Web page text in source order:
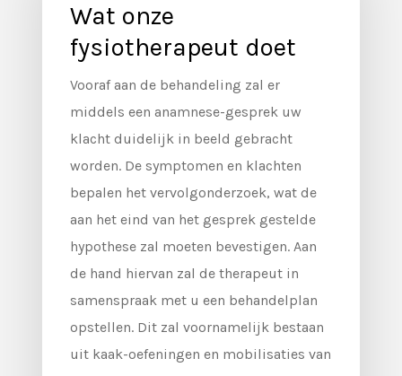
Wat onze
fysiotherapeut doet
Vooraf aan de behandeling zal er
middels een anamnese-gesprek uw
klacht duidelijk in beeld gebracht
worden. De symptomen en klachten
bepalen het vervolgonderzoek, wat de
aan het eind van het gesprek gestelde
hypothese zal moeten bevestigen. Aan
de hand hiervan zal de therapeut in
samenspraak met u een behandelplan
opstellen. Dit zal voornamelijk bestaan
uit kaak-oefeningen en mobilisaties van